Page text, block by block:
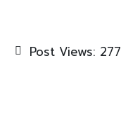
Post Views: 277